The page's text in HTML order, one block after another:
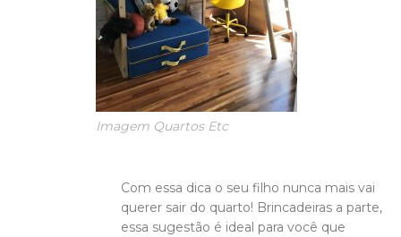
Imagem Quartos Etc
Com essa dica o seu filho nunca mais vai
querer sair do quarto! Brincadeiras a parte,
essa sugestão é ideal para você que